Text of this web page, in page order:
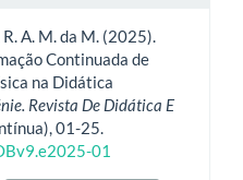
A. M. da M. (2025).
Continuada de
na Didática
Revista De Didática E
01-25.
01